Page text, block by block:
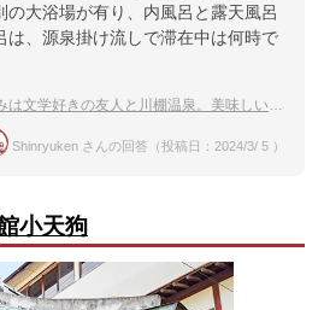
の大浴場が有り、内風呂と露天風呂
は、源泉掛け流しで滞在中は何時で
文学好きの友人と川棚温泉。美味しい海の幸が食べれる宿は？
Shinryuken さんの回答（投稿日：2024/3/ 5 ）
小天狗